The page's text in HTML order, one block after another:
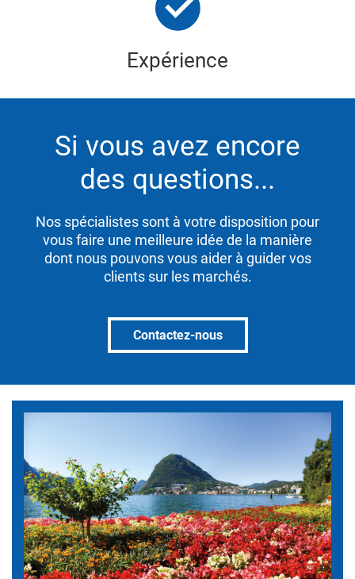
Expérience
Si vous avez encore
des questions...
Nos spécialistes sont à votre disposition pour
vous faire une meilleure idée de la manière
dont nous pouvons vous aider à guider vos
clients sur les marchés.
Contactez-nous